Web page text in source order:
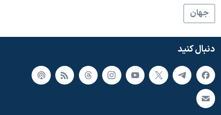
جهان
دنبال کنید